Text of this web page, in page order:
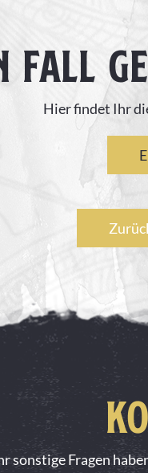
Hier findet Ihr
sonstige Fragen